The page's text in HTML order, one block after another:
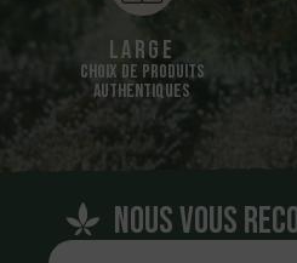
Large
CHOIX DE PRODUITS
AUTHENTIQUES
nous vous